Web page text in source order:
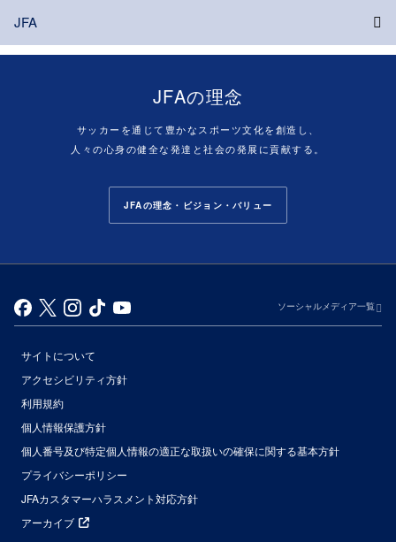
JFA
JFAの理念
サッカーを通じて豊かなスポーツ文化を創造し、
人々の心身の健全な発達と社会の発展に貢献する。
JFAの理念・ビジョン・バリュー
ソーシャルメディア一覧
サイトについて
アクセシビリティ方針
利用規約
個人情報保護方針
個人番号及び特定個人情報の適正な取扱いの確保に関する基本方針
プライバシーポリシー
JFAカスタマーハラスメント対応方針
アーカイブ